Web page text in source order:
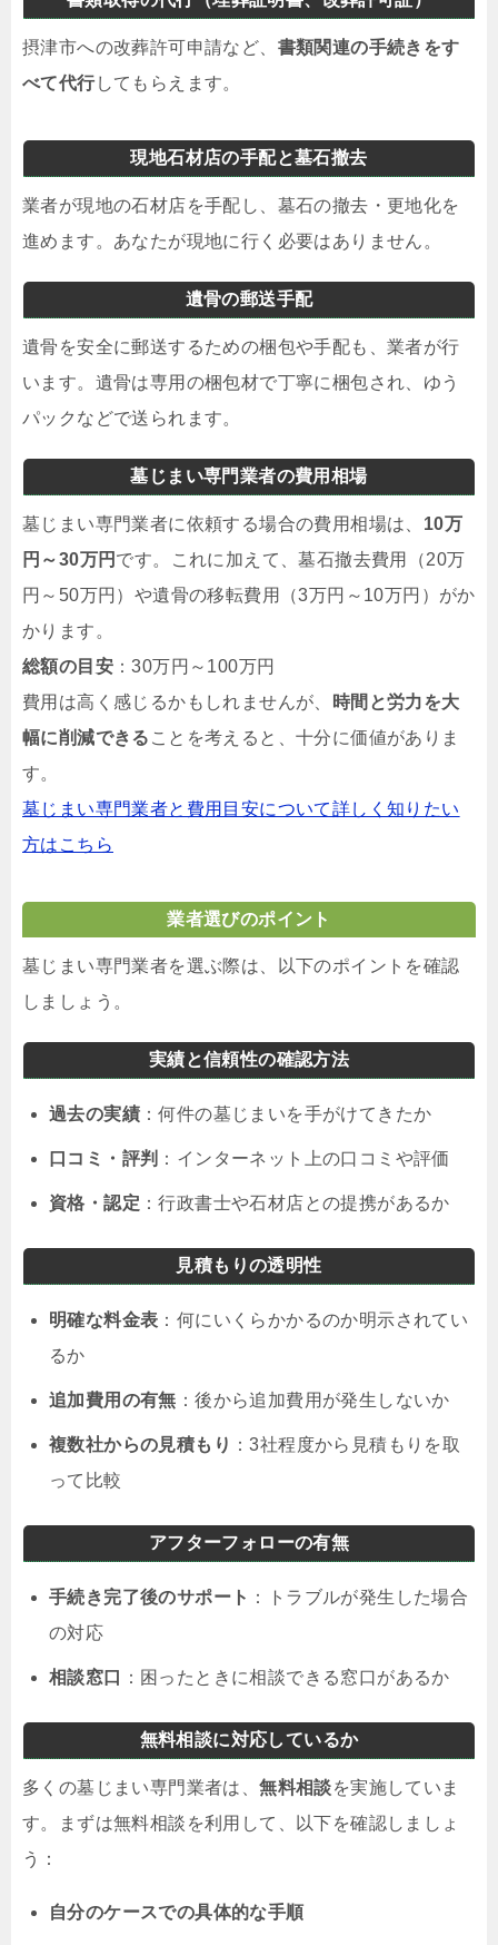
摂津市への改葬許可申請など、 書類関連の手続きをす
べて代行してもらえます。
現地石材店の手配と墓石撤去
業者が現地の石材店を手配し、墓石の撤去・更地化を
進めます。あなたが現地に行く必要はありません。
遺骨の郵送手配
遺骨を安全に郵送するための梱包や手配も、業者が行
います。遺骨は専用の梱包材で丁寧に梱包され、ゆう
パックなどで送られます。
墓じまい専門業者の費用相場
墓じまい専門業者に依頼する場合の費用相場は、 10万
円～30万円 です。これに加えて、墓石撤去費用（20万
円～50万円）や遺骨の移転費用（3万円～10万円）がか
かります。
総額の目安 ：30万円～100万円
費用は高く感じるかもしれませんが、
時間と労力を大
幅に削減できる ことを考えると、十分に価値がありま
す。
墓じまい専門業者と費用目安について詳しく知りたい
方はこちら
業者選びのポイント
墓じまい専門業者を選ぶ際は、以下のポイントを確認
しましょう。
実績と信頼性の確認方法
過去の実績 ：何件の墓じまいを手がけてきたか
口コミ・評判 ：インターネット上の口コミや評価
資格・認定 ：行政書士や石材店との提携があるか
見積もりの透明性
明確な料金表 ：何にいくらかかるのか明示されてい
るか
追加費用の有無 ：後から追加費用が発生しないか
複数社からの見積もり ：3社程度から見積もりを取
って比較
アフターフォローの有無
手続き完了後のサポート ：トラブルが発生した場合
の対応
相談窓口 ：困ったときに相談できる窓口があるか
無料相談に対応しているか
多くの墓じまい専門業者は、無料相談を実施していま
す。まずは無料相談を利用して、以下を確認しましょ
う：
自分のケースでの具体的な手順